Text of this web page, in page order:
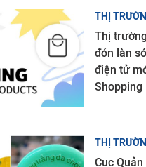
THỊ
Thị
đón làn
điện tử
Shopping
THỊ
Cục